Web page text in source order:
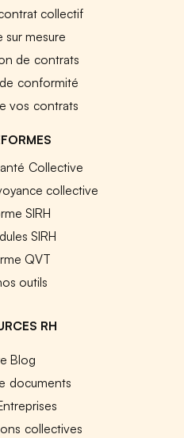
collectif
sur mesure
de contrats
conformité
vos contrats
Collective
collective
SIRH
SIRH
QVT
outils
RH
Blog
documents
collectives